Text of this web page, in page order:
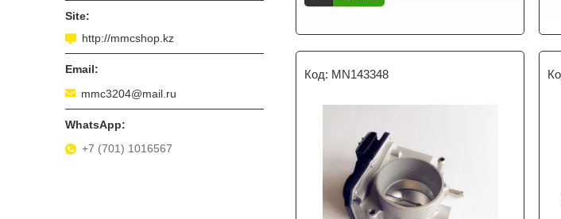
MN143348
http://mmcshop.kz
mmc3204@mail.ru
+7 (701) 1016567